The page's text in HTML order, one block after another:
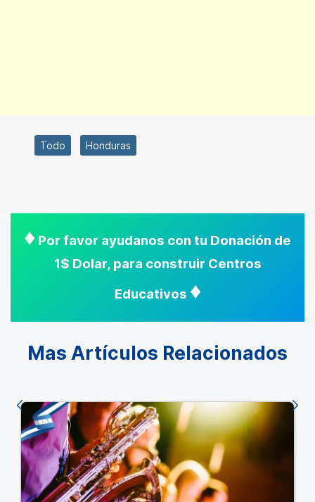
Todo Honduras
♦ Por favor ayudanos con tu Donación de
1$ Dolar, para construir Centros
Educativos ♦
Mas Artículos Relacionados